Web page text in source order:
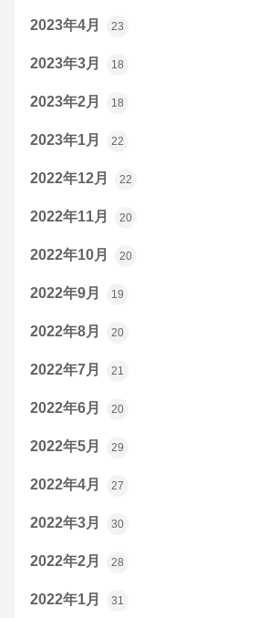
2023年4月 23
2023年3月 18
2023年2月 18
2023年1月 22
2022年12月 22
2022年11月 20
2022年10月 20
2022年9月 19
2022年8月 20
2022年7月 21
2022年6月 20
2022年5月 29
2022年4月 27
2022年3月 30
2022年2月 28
2022年1月 31